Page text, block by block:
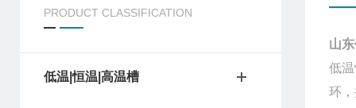
PRODUCT CLASSIFICATION
低温|恒温|高温槽
山
低
环